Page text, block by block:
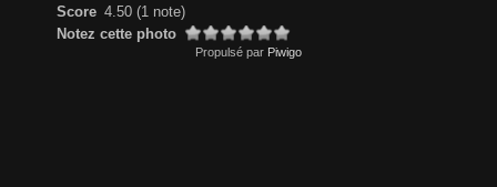
Score 4.50 (1 note)
Notez cette photo
Propulsé par Piwigo